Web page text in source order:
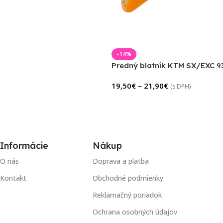
-14%
Predný blatník KTM SX/EXC
19,50€ – 21,90€ (s DPH)
Informácie
O nás
Kontakt
Nákup
Doprava a platba
Obchodné podmienky
Reklamačný poriadok
Ochrana osobných údajov